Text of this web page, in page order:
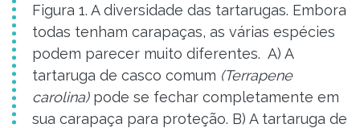
Figura 1. A diversidade das tartarugas. Embora
todas tenham carapaças, as várias espécies
podem parecer muito diferentes. A) A
tartaruga de casco comum (Terrapene
carolina)pode se fechar completamente em
sua carapaça para proteção. B) A tartaruga de